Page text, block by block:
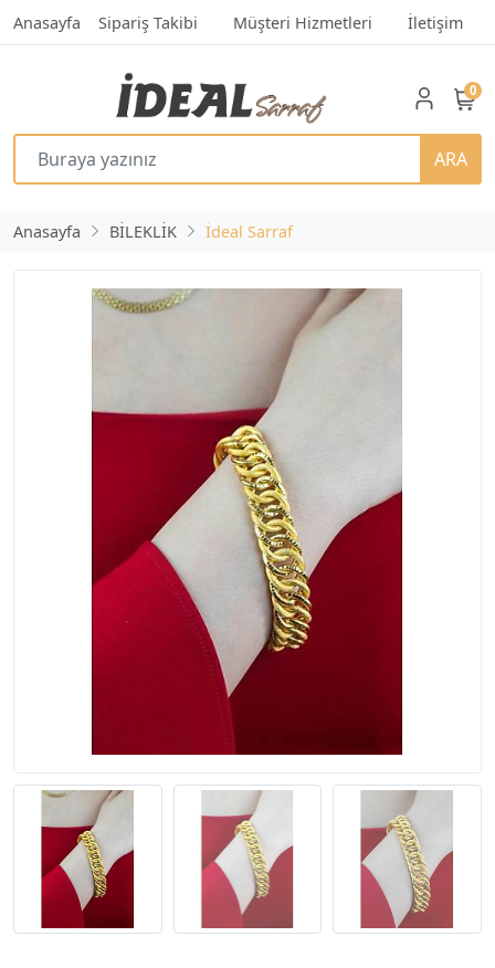
Anasayfa Sipariş Takibi Müşteri Hizmetleri İletişim
ARA
0
Anasayfa BİLEKLİK İdeal Sarraf